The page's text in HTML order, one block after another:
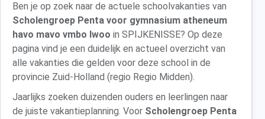
Ben je op zoek naar de actuele schoolvakanties van
Scholengroep Penta voor gymnasium atheneum
havo mavo vmbo lwoo in SPIJKENISSE? Op deze
pagina vind je een duidelijk en actueel overzicht van
alle vakanties die gelden voor deze school in de
provincie Zuid-Holland (regio Regio Midden).
Jaarlijks zoeken duizenden ouders en leerlingen naar
de juiste vakantieplanning. Voor Scholengroep Penta